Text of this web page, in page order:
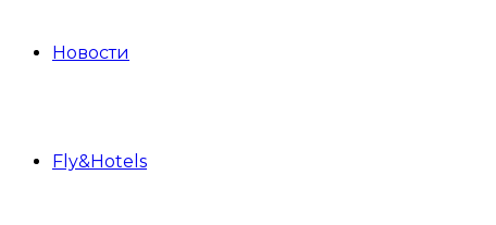
Новости
Fly&Hotels